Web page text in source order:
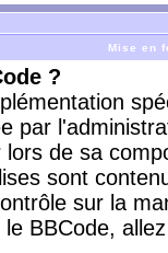
Mise en
?
par
de sa
sont
sur la
BBCode,